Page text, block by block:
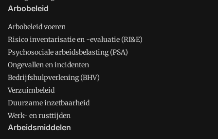
Arbobeleid
Arbobeleid voeren
Risico inventarisatie en -evaluatie (RI&E)
Psychosociale arbeidsbelasting (PSA)
Ongevallen en incidenten
Bedrijfshulpverlening (BHV)
Verzuimbeleid
Duurzame inzetbaarheid
Werk- en rusttijden
Arbeidsmiddelen